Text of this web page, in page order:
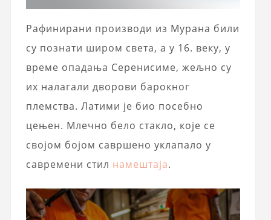
Рафинирани производи из Мурана били
су познати широм света, а у 16. веку, у
време опадања Серенисиме, жељно су
их налагали дворови барокног
племства. Латими је био посебно
цењен. Млечно бело стакло, које се
својом бојом савршено уклапало у
савремени стил намештаја.